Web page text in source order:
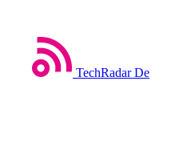
TechRadar De